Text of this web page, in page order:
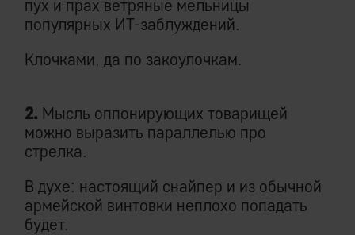
пух и прах ветряные мельницы
популярных ИТ-заблуждений.
Клочками, да по закоулочкам.
2. Мысль оппонирующих товарищей
можно выразить параллелью про
стрелка.
В духе: настоящий снайпер и из обычной
армейской винтовки неплохо попадать
будет.